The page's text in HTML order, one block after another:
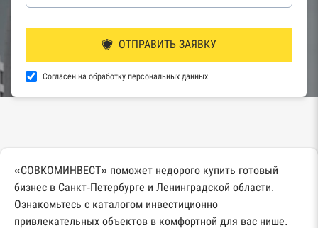
ОТПРАВИТЬ ЗАЯВКУ
Согласен на обработку персональных данных
«СОВКОМИНВЕСТ» поможет недорого купить готовый
бизнес в Санкт-Петербурге и Ленинградской области.
Ознакомьтесь с каталогом инвестиционно
привлекательных объектов в комфортной для вас нише.